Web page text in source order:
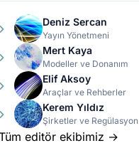
Deniz Sercan
Yayın Yönetmeni
Mert Kaya
Modeller ve Donanım
Elif Aksoy
Araçlar ve Rehberler
Kerem Yıldız
Şirketler ve Regülasyon
editör ekibimiz →